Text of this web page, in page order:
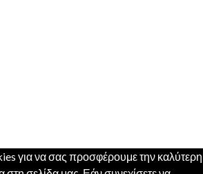
για να σας προσφέρουμε την καλύτερη